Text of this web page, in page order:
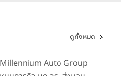
ดูทั้งหมด
Millennium Auto Group